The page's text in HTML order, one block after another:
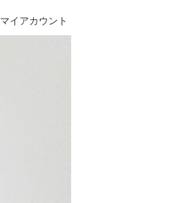
マイアカウント